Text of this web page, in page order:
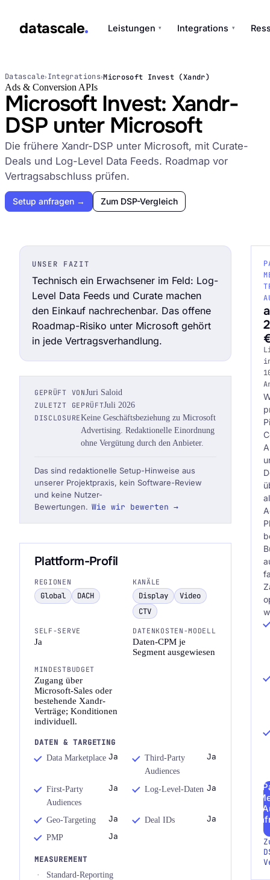
datascale Leistungen ▾ Integrations ▾
Leistungen ▾
Integrations
Audit Sprint anfragen
hello@datascale.de
+49 89 921 35 623
Datascale› Integrations›Microsoft Invest (Xandr)
Ads & Conversion APIs
Microsoft Invest: Xandr-
DSP unter Microsoft
Die frühere Xandr-DSP unter Microsoft, mit Curate-
Deals und Log-Level Data Feeds. Roadmap vor
Vertragsabschluss prüfen.
Setup anfragen → Zum DSP-Vergleich
UNSER FAZIT
Technisch ein Erwachsener im Feld: Log-
Level Data Feeds und Curate machen
den Einkauf nachrechenbar. Das offene
Roadmap-Risiko unter Microsoft gehört
in jede Vertragsverhandlung.
GEPRÜFT VONJuri Saloid
ZULETZT GEPRÜFTJuli 2026
DISCLOSUREKeine Geschäftsbeziehung zu Microsoft
Advertising. Redaktionelle Einordnung
ohne Vergütung durch den Anbieter.
Das sind redaktionelle Setup-Hinweise aus
unserer Projektpraxis, kein Software-Review
und keine Nutzer-
Bewertungen. Wie wir bewerten →
Plattform-Profil
REGIONEN
Global DACH
KANÄLE
Display
Video
CTV
SELF-SERVE
Ja
DATENKOSTEN-MODELL
Daten-CPM je
Segment ausgewiesen
MINDESTBUDGET
Zugang über
Microsoft-Sales oder
bestehende Xandr-
Verträge; Konditionen
individuell.
DATEN & TARGETING
Data Marketplace Ja
Third-Party
Audiences
Ja
First-Party
Audiences
Ja Log-Level-Daten Ja
Geo-Targeting Ja Deal IDs Ja
PMP Ja
MEASUREMENT
Standard-Reporting